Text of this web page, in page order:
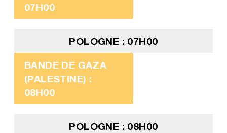
07H00
POLOGNE : 07H00
BANDE DE GAZA
(PALESTINE) :
08H00
POLOGNE : 08H00